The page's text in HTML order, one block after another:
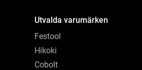
Utvalda varumärken
Festool
Hikoki
Cobolt